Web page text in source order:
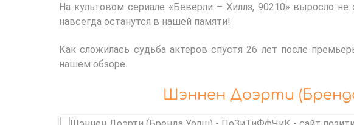
На культовом сериале «Беверли – Хиллз, 90210» выросло
навсегда останутся в нашей памяти!
Как сложилась судьба актеров спустя 26 лет после
нашем обзоре.
Шэннен Доэрти